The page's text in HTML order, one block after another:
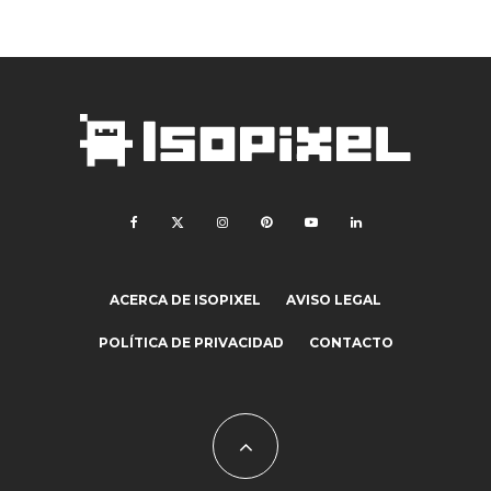
ACERCA DE ISOPIXEL AVISO LEGAL
POLÍTICA DE PRIVACIDAD CONTACTO